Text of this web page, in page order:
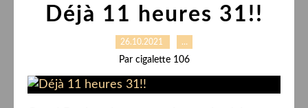
Déjà 11 heures 31!!
26.10.2021 …
Par cigalette 106